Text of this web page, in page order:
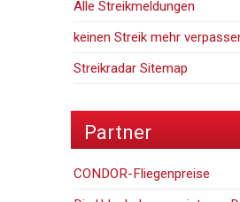
Alle Streikmeldungen
keinen Streik mehr
Streikradar Sitemap
Partner
CONDOR-Fliegenpreise